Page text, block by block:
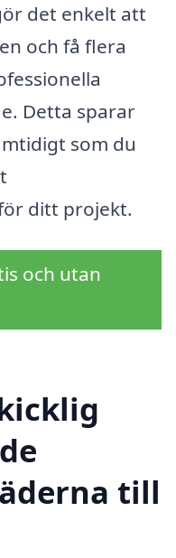
det enkelt att
och få flera
Detta sparar
som du
ditt projekt.
och utan
till